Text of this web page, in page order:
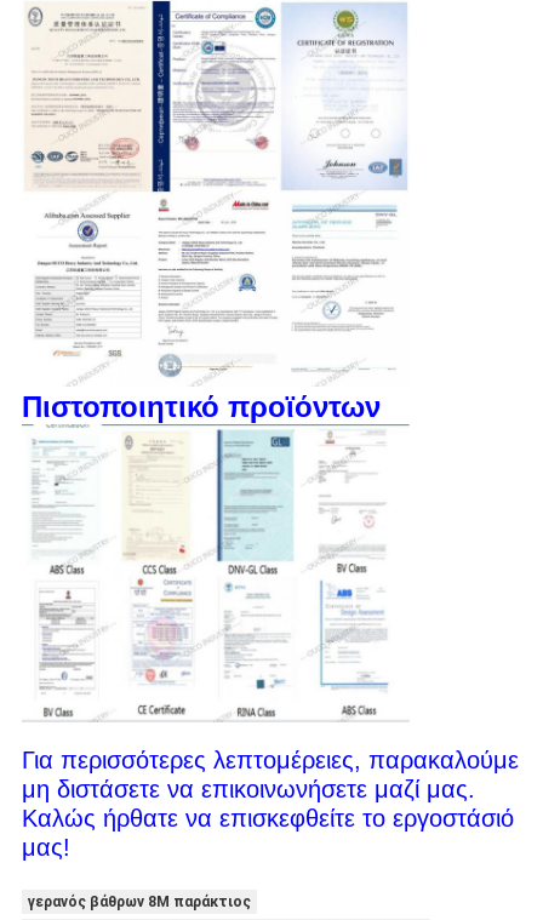
Πιστοποιητικό προϊόντων
Για περισσότερες λεπτομέρειες, παρακαλούμε
μη διστάσετε να επικοινωνήσετε μαζί μας.
Καλώς ήρθατε να επισκεφθείτε το εργοστάσιό
μας!
γερανός βάθρων 8M παράκτιος